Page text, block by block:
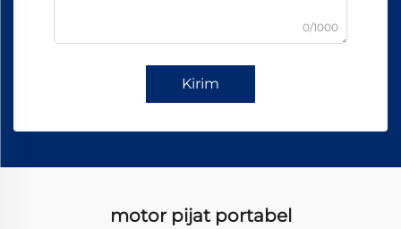
0/1000
Kirim
motor pijat portabel